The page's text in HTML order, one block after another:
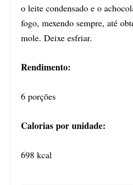
o leite condensado e o
fogo, mexendo sempre, até
mole. Deixe esfriar.
Rendimento:
6 porções
Calorias por unidade:
698 kcal